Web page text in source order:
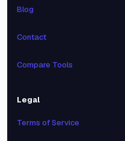
Blog
Contact
Compare Tools
Legal
Terms of Service